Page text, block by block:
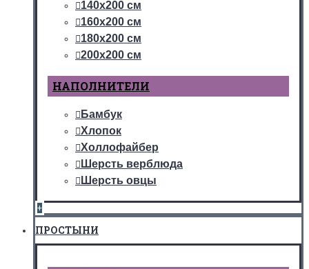
140х200 см
160х200 см
180х200 см
200х200 см
НАПОЛНИТЕЛИ
Бамбук
Хлопок
Холлофайбер
Шерсть верблюда
Шерсть овцы
+
ПРОСТЫНИ